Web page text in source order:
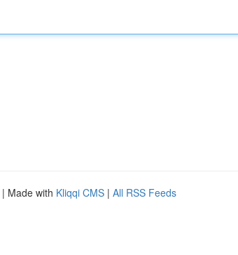
| Made with Kliqqi CMS | All RSS Feeds